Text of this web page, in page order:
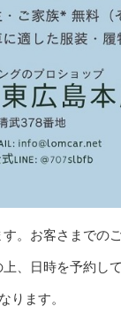
。お客さまでの
、日時を予約し
ります。